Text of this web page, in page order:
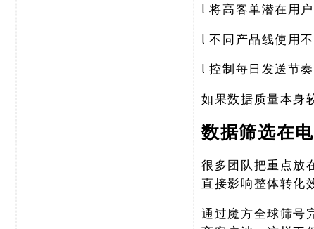
l将高客单潜在用
l不同产品线使用
l控制每日发送节奏
如果数据质量本身
数据筛选在
很多团队把重点放
直接影响整体转化
通过魔方全球筛号